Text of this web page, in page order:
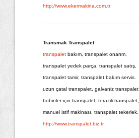
http://www.ekermakina.com.tr
Transmak Transpalet
transpaletbakım, transpalet onarım,
transpalet yedek parça, transpalet satış,
transpalet tamir, transpalet bakım servis.
uzun çatal transpalet, galvaniz transpalet,
bobinler için transpalet, terazili transpalet,
manuel istif makinası, transpalet tekerlek.
http://www.transpalet.biz.tr